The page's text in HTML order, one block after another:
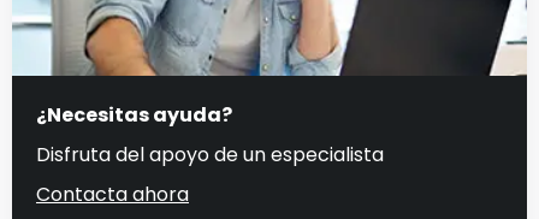
¿Necesitas ayuda?
Disfruta del apoyo de un especialista
Contacta ahora